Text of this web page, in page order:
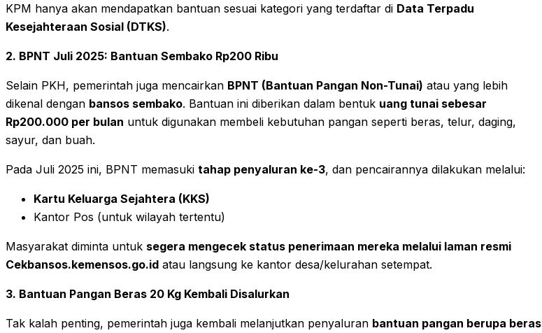
KPM hanya akan mendapatkan bantuan sesuai kategori yang terdaftar di Data Terpadu
Kesejahteraan Sosial (DTKS).
2. BPNT Juli 2025: Bantuan Sembako Rp200 Ribu
Selain PKH, pemerintah juga mencairkan BPNT (Bantuan Pangan Non-Tunai) atau yang lebih
dikenal dengan bansos sembako. Bantuan ini diberikan dalam bentuk uang tunai sebesar
Rp200.000 per bulan untuk digunakan membeli kebutuhan pangan seperti beras, telur, daging,
sayur, dan buah.
Pada Juli 2025 ini, BPNT memasuki tahap penyaluran ke-3, dan pencairannya dilakukan melalui:
Kartu Keluarga Sejahtera (KKS)
Kantor Pos (untuk wilayah tertentu)
Masyarakat diminta untuk segera mengecek status penerimaan mereka melalui laman resmi
Cekbansos.kemensos.go.id atau langsung ke kantor desa/kelurahan setempat.
3. Bantuan Pangan Beras 20 Kg Kembali Disalurkan
Tak kalah penting, pemerintah juga kembali melanjutkan penyaluran bantuan pangan berupa beras